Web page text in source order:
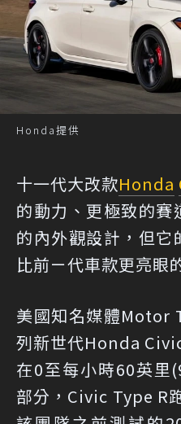
Honda提供
十一代大改款Honda
的動力、更極致的賽
的內外觀設計，但它
比前ㄧ代車款更亮眼
美國知名媒體Motor
列新世代Honda
在0至每小時60英里
部分，Civic Type R